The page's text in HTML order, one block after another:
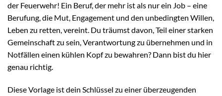
der Feuerwehr! Ein Beruf, der mehr ist als nur ein Job – eine
Berufung, die Mut, Engagement und den unbedingten Willen,
Leben zu retten, vereint. Du träumst davon, Teil einer starken
Gemeinschaft zu sein, Verantwortung zu übernehmen und in
Notfällen einen kühlen Kopf zu bewahren? Dann bist du hier
genau richtig.
Diese Vorlage ist dein Schlüssel zu einer überzeugenden